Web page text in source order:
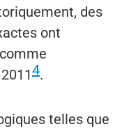
des
ont
4.
telles que